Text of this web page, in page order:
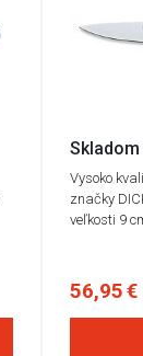
Vysoko
značky
veľkosti 9
56,95 €